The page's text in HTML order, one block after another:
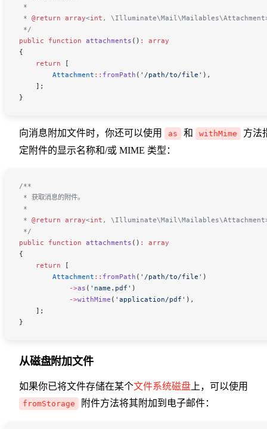
*
* @return array<int ,
*/
public function attachments () :
array
{
    return
[
        Attachment
:: fromPath ( '/path/to/file' ),
    ];
}
向消息附加文件时，你还可以使用 as 和 withMime
方法
定附件的显示名称和/或 MIME 类型：
/**
* 获取消息的附件。
*
* @return array<int ,
*/
public function attachments () :
array
{
    return
[
        Attachment
:: fromPath ( '/path/to/file' )
            ->
as ( 'name.pdf' )
            ->
withMime ( 'application/pdf' ),
    ];
}
从磁盘附加文件
如果你已将文件存储在某个文件系统磁盘 上，可以使用
fromStorage 附件方法将其附加到电子邮件：